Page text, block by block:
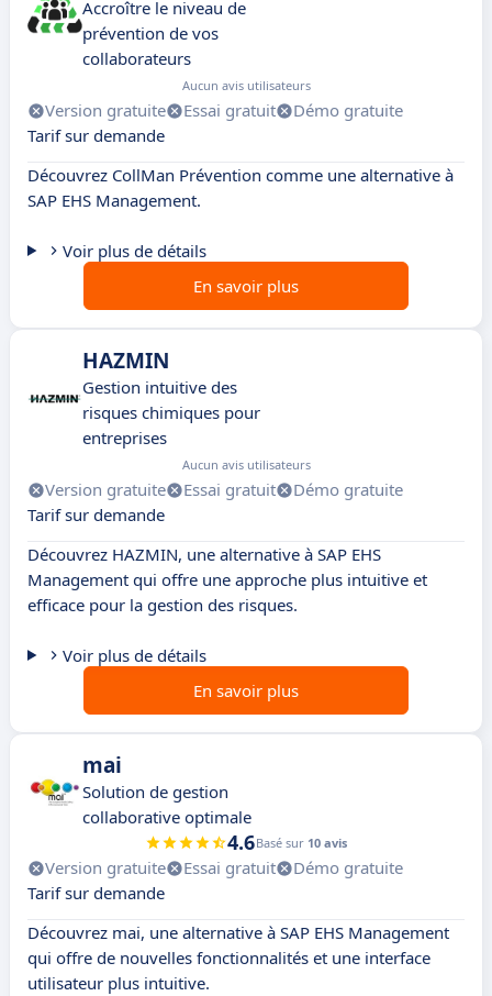
Accroître le niveau de
prévention de vos
collaborateurs
Aucun avis utilisateurs
Version gratuite Essai gratuit
Démo gratuite
Tarif sur demande
Découvrez CollMan Prévention comme une alternative à
SAP EHS Management.
Voir plus de détails
En savoir plus
HAZMIN
Gestion intuitive des
risques chimiques pour
entreprises
Aucun avis utilisateurs
Version gratuite Essai gratuit
Démo gratuite
Tarif sur demande
Découvrez HAZMIN, une alternative à SAP EHS
Management qui offre une approche plus intuitive et
efficace pour la gestion des risques.
Voir plus de détails
En savoir plus
mai
Solution de gestion
collaborative optimale
4.6Basé sur 10 avis
Version gratuite Essai gratuit
Démo gratuite
Tarif sur demande
Découvrez mai, une alternative à SAP EHS Management
qui offre de nouvelles fonctionnalités et une interface
utilisateur plus intuitive.